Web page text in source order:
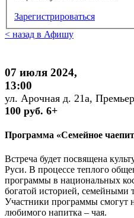
Зарегистрироваться
< назад в Афишу
07 июля 2024,
13:00
ул. Арочная д. 21а,
100 руб. 6+
Программа «Семейное
Встреча будет посвящена
Руси. В процессе теплого
программы в национальных
богатой историей, семейными
Участники программы смогут
любимого напитка – чая.